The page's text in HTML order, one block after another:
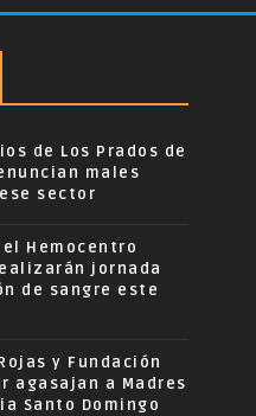
de Los Prados de
males
sector
el Hemocentro
jornada
de sangre este
y Fundación
agasajan a Madres
Santo Domingo